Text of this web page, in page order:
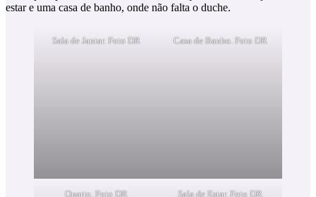
estar e uma casa de banho, onde não falta o duche.
Sala de Jantar. Foto DR Casa de Banho. Foto DR
Quarto. Foto DR Sala de Estar. Foto DR